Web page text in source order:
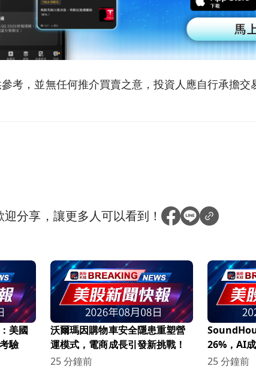
考，並無任何推介買賣之意，投資人應自行承擔交
迎分享，讓更多人可以看到！
美國
驗
沃爾瑪因購物車安全隱患重塑營
運模式，電商成長引發新挑戰！
25 分鐘前
26%，AI
25 分鐘前